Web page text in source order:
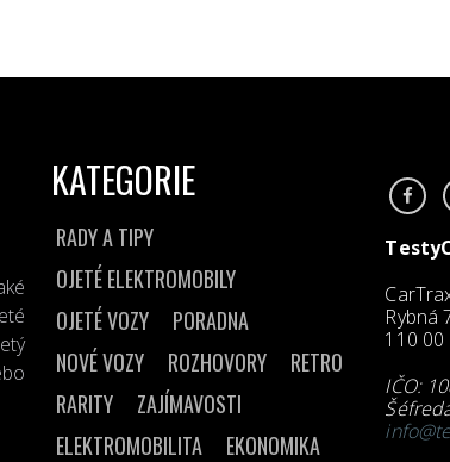
KATEGORIE
RADY A TIPY
OJETÉ ELEKTROMOBILY
OJETÉ VOZY
PORADNA
NOVÉ VOZY
ROZHOVORY
RETRO
RARITY
ZAJÍMAVOSTI
ELEKTROMOBILITA
EKONOMIKA
Rybná
110
IČO: